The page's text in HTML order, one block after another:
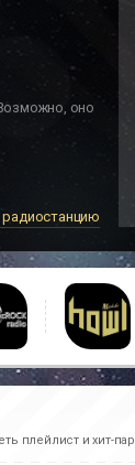
оно
плейлист и хит-